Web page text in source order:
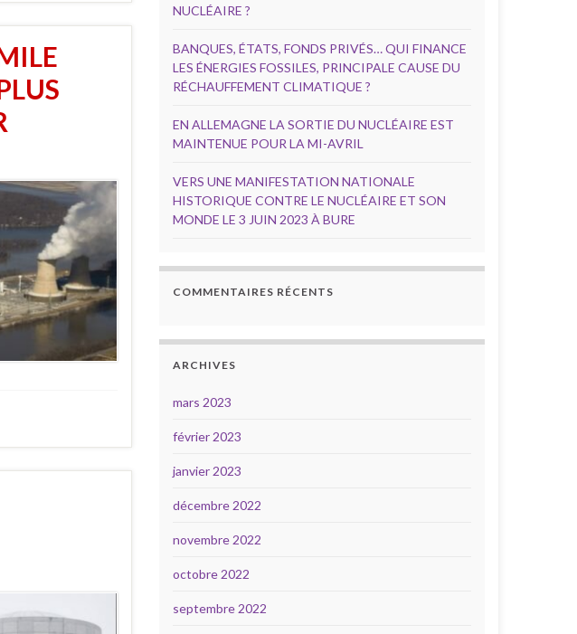
NUCLÉAIRE ?
BANQUES, ÉTATS, FONDS PRIVÉS… QUI FINANCE
LES ÉNERGIES FOSSILES, PRINCIPALE CAUSE DU
RÉCHAUFFEMENT CLIMATIQUE ?
EN ALLEMAGNE LA SORTIE DU NUCLÉAIRE EST
MAINTENUE POUR LA MI-AVRIL
VERS UNE MANIFESTATION NATIONALE
HISTORIQUE CONTRE LE NUCLÉAIRE ET SON
MONDE LE 3 JUIN 2023 À BURE
COMMENTAIRES RÉCENTS
ARCHIVES
mars 2023
février 2023
janvier 2023
décembre 2022
novembre 2022
octobre 2022
septembre 2022